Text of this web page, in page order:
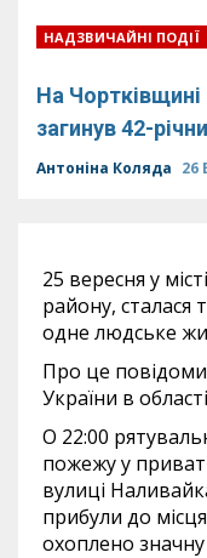
НАДЗВИЧАЙНІ ПОДІЇ
На Чортківщині
загинув 42-
Антоніна Коляда 26
25 вересня у
району, сталася
одне людське
Про це
України в
О 22:00
пожежу у
вулиці
прибули до
охоплено значну